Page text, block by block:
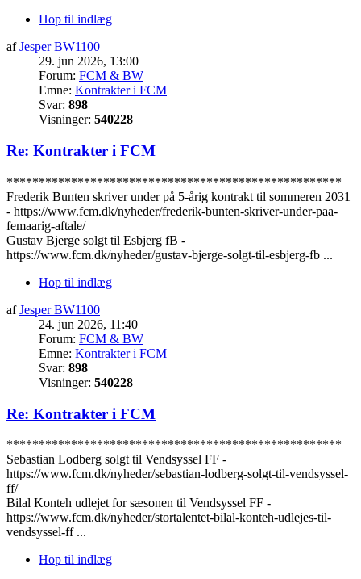
Hop til indlæg
afJesper BW1100
29. jun 2026, 13:00
Forum: FCM & BW
Emne: Kontrakter i FCM
Svar: 898
Visninger: 540228
Re: Kontrakter i FCM
****************************************************
Frederik Bunten skriver under på 5-årig kontrakt til sommeren 2031
- https://www.fcm.dk/nyheder/frederik-bunten-skriver-under-paa-
femaarig-aftale/
Gustav Bjerge solgt til Esbjerg fB -
https://www.fcm.dk/nyheder/gustav-bjerge-solgt-til-esbjerg-fb ...
Hop til indlæg
afJesper BW1100
24. jun 2026, 11:40
Forum: FCM & BW
Emne: Kontrakter i FCM
Svar: 898
Visninger: 540228
Re: Kontrakter i FCM
****************************************************
Sebastian Lodberg solgt til Vendsyssel FF -
https://www.fcm.dk/nyheder/sebastian-lodberg-solgt-til-vendsyssel-
ff/
Bilal Konteh udlejet for sæsonen til Vendsyssel FF -
https://www.fcm.dk/nyheder/stortalentet-bilal-konteh-udlejes-til-
vendsyssel-ff ...
Hop til indlæg